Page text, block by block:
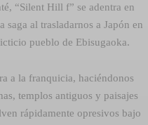
“Silent Hill f” se adentra en
al trasladarnos a Japón en
pueblo de Ebisugaoka.
a la franquicia, haciéndonos
templos antiguos y paisajes
rápidamente opresivos bajo